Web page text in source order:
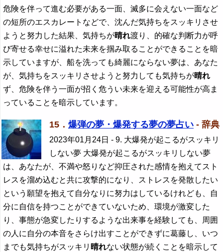
危険を伴って進む必要がある一面、滅多に会えない一面など
の短所のエスカレートなどで、沈んだ気持ちをスッキリさせ
ようと努力した結果、気持ちが晴れ渡り、的確な判断力が呼
び寄せる幸せに溢れた未来を掴み取ることができることを暗
示していますが、船を洗っても綺麗にならない夢は、あなた
が、気持ちをスッキリさせようと努力しても気持ちが晴れ
ず、危険を伴う一面が招く危うい未来を迎える可能性が高ま
っていることを暗示しています。
15． 爆弾の夢・爆発する夢の夢占い - 辞典
2023年01月24日 - 9. 大爆発が起こるがスッキリ
しない夢 大爆発が起こるがスッキリしない夢
は、あなたが、不満や怒りなど抑圧された感情を抱えてスト
レスを溜め込むと共に攻撃的になり、ストレスを発散したい
という願望を抱えて自分なりに努力はしているけれども、自
分に自信を持つことができていないため、環境が激変した
り、事態が急変したりするような出来事を経験しても、周囲
の人に自分の本音をさらけ出すことができずに葛藤し、いつ
までも気持ちがスッキリ 晴れない状態が続くことを暗示して